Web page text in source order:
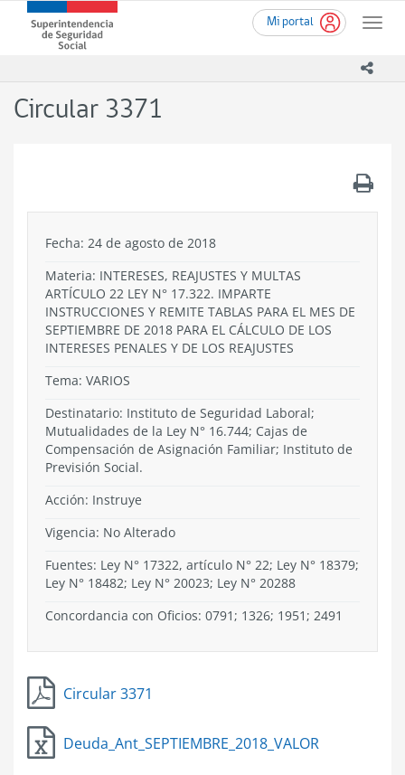
contenido
Mi portal
Toggle
Superintendencia
de
-
Circular 3371
Fecha: 24 de agosto de 2018
Materia: INTERESES, REAJUSTES Y MULTAS
ARTÍCULO 22 LEY N° 17.322. IMPARTE
INSTRUCCIONES Y REMITE TABLAS PARA EL MES DE
SEPTIEMBRE DE 2018 PARA EL CÁLCULO DE LOS
INTERESES PENALES Y DE LOS REAJUSTES
Tema: VARIOS
Destinatario: Instituto de Seguridad Laboral;
Mutualidades de la Ley N° 16.744; Cajas de
Compensación de Asignación Familiar; Instituto de
Previsión Social.
Acción: Instruye
Vigencia: No Alterado
Fuentes: Ley N° 17322, artículo N° 22; Ley N° 18379;
Ley N° 18482; Ley N° 20023; Ley N° 20288
Concordancia con Oficios: 0791; 1326; 1951; 2491
Circular 3371
Deuda_Ant_SEPTIEMBRE_2018_VALOR